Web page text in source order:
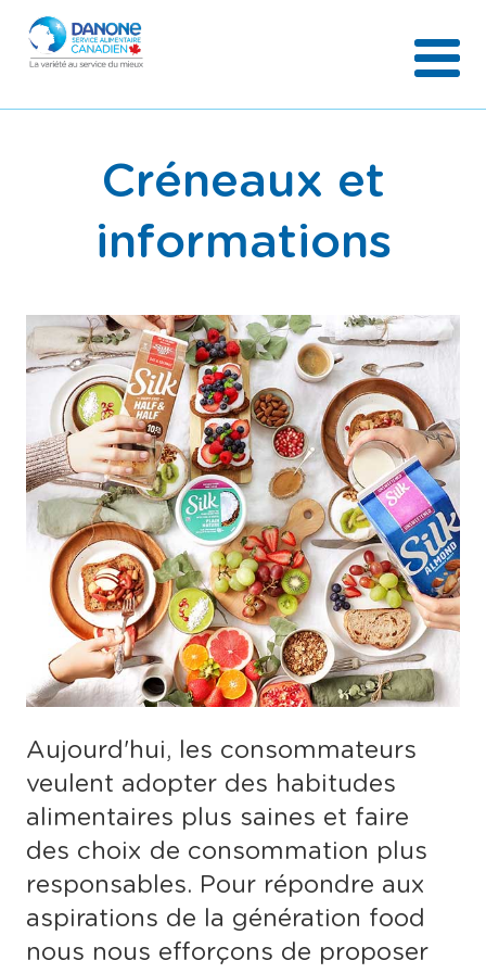
Créneaux et
informations
Aujourd'hui, les consommateurs
veulent adopter des habitudes
alimentaires plus saines et faire
des choix de consommation plus
responsables. Pour répondre aux
aspirations de la génération food
nous nous efforçons de proposer